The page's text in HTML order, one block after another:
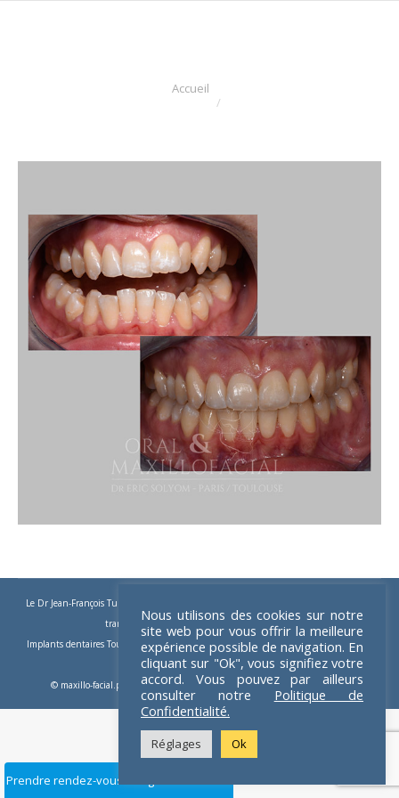
Prendre rendez-vous en ligne
Accueil
Le Dr Jean-François Tulasne
trans-zygomatiques-Implants dentaires Paris
Implants dentaires Toulouse-Implants Paris-Chirurgie pré-implantaire-Apnée du
sommeil-Chirurgie orthognatique
© maxillo-facial.pro 2026 - Crédits :Dom Guillemet webmaster freelance
Nous utilisons des cookies sur notre
site web pour vous offrir la meilleure
expérience possible de navigation. En
cliquant sur "Ok", vous signifiez votre
accord. Vous pouvez par ailleurs
consulter notre Politique de
Confidentialité.
Réglages Ok